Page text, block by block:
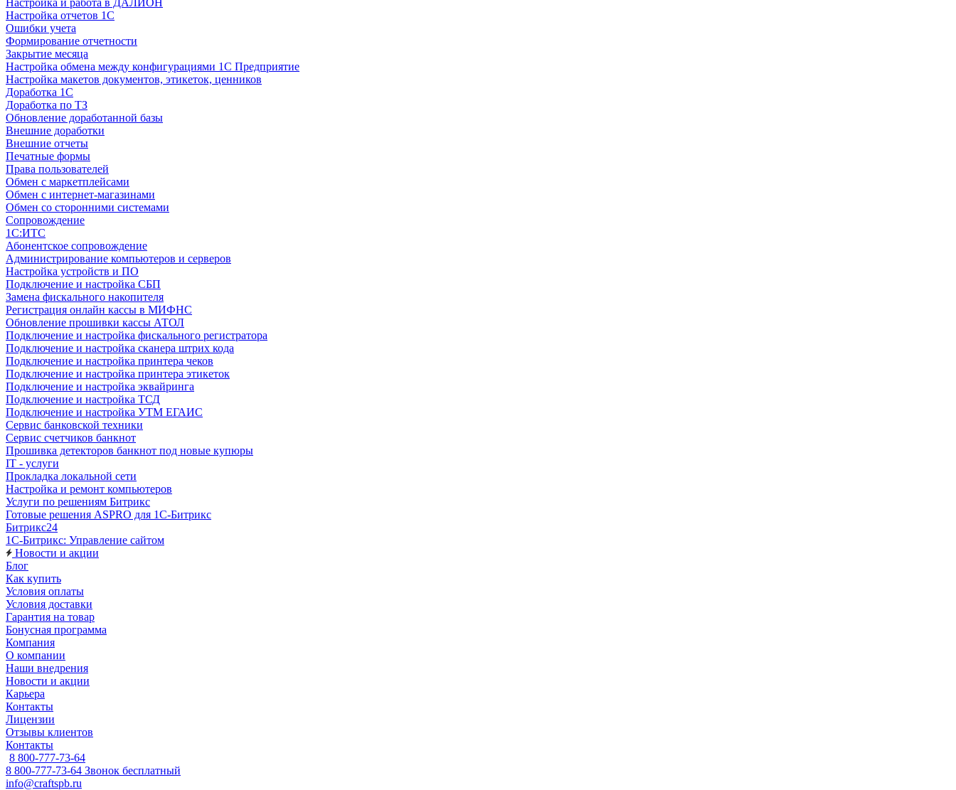
Настройка и работа в ДАЛИОН
Настройка отчетов 1С
Ошибки учета
Формирование отчетности
Закрытие месяца
Настройка обмена между конфигурациями 1С Предприятие
Настройка макетов документов, этикеток, ценников
Доработка 1С
Доработка по ТЗ
Обновление доработанной базы
Внешние доработки
Внешние отчеты
Печатные формы
Права пользователей
Обмен с маркетплейсами
Обмен с интернет-магазинами
Обмен со сторонними системами
Сопровождение
1C:ИТС
Абонентское сопровождение
Администрирование компьютеров и серверов
Настройка устройств и ПО
Подключение и настройка СБП
Замена фискального накопителя
Регистрация онлайн кассы в МИФНС
Обновление прошивки кассы АТОЛ
Подключение и настройка фискального регистратора
Подключение и настройка сканера штрих кода
Подключение и настройка принтера чеков
Подключение и настройка принтера этикеток
Подключение и настройка эквайринга
Подключение и настройка ТСД
Подключение и настройка УТМ ЕГАИС
Сервис банковской техники
Сервис счетчиков банкнот
Прошивка детекторов банкнот под новые купюры
IT - услуги
Прокладка локальной сети
Настройка и ремонт компьютеров
Услуги по решениям Битрикс
Готовые решения ASPRO для 1С-Битрикс
Битрикс24
1С-Битрикс: Управление сайтом
Новости и акции
Блог
Как купить
Условия оплаты
Условия доставки
Гарантия на товар
Бонусная программа
Компания
О компании
Наши внедрения
Новости и акции
Карьера
Контакты
Лицензии
Отзывы клиентов
Контакты
8 800-777-73-64
8 800-777-73-64 Звонок бесплатный
info@craftspb.ru